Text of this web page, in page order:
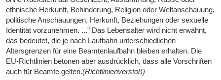
ethnische Herkunft, Behinderung, Religion oder Weltanschauung,
politische Anschauungen, Herkunft, Beziehungen oder sexuelle
Identität vorzunehmen. ..." Das Lebensalter wird nicht erwähnt,
das bedeutet, die je nach Laufbahn unterschiedlichen
Altersgrenzen für eine Beamtenlaufbahn bleiben erhalten. Die
EU-Richtlinien betonen aber ausdrücklich, dass alle Vorschriften
auch für Beamte gelten.(Richtlinienverstoß)